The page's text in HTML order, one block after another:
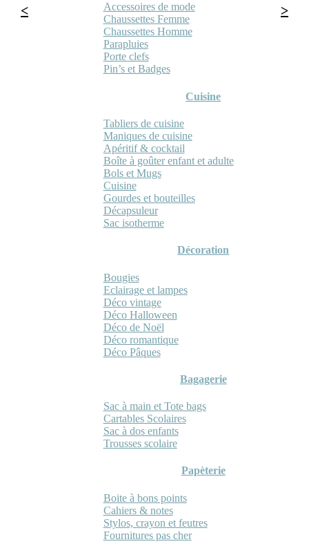
Accessoires de mode
Chaussettes Femme
Chaussettes Homme
Parapluies
Porte clefs
Pin’s et Badges
Cuisine
Tabliers de cuisine
Maniques de cuisine
Apéritif & cocktail
Boîte à goûter enfant et adulte
Bols et Mugs
Cuisine
Gourdes et bouteilles
Décapsuleur
Sac isotherme
Décoration
Bougies
Eclairage et lampes
Déco vintage
Déco Halloween
Déco de Noël
Déco romantique
Déco Pâques
Bagagerie
Sac à main et Tote bags
Cartables Scolaires
Sac à dos enfants
Trousses scolaire
Papèterie
Boite à bons points
Cahiers & notes
Stylos, crayon et feutres
Fournitures pas cher